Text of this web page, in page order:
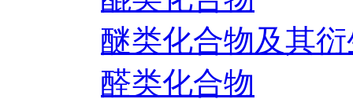
醚类化合物及其
醛类化合物